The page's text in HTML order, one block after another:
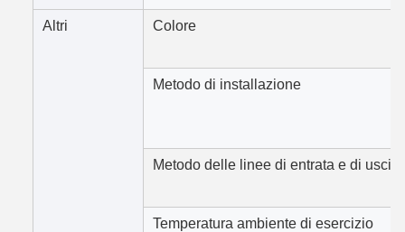
Altri Colore
Metodo di installazione
Metodo delle linee di entrata e di uscita
Temperatura ambiente di esercizio